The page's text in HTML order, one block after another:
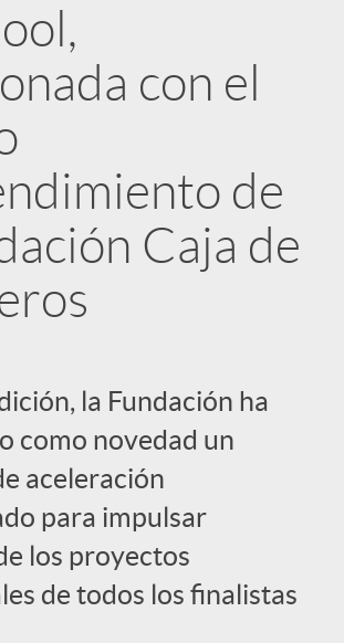
con el
de
Caja de
la Fundación ha
como novedad un
aceleración
para impulsar
los proyectos
de todos los finalistas